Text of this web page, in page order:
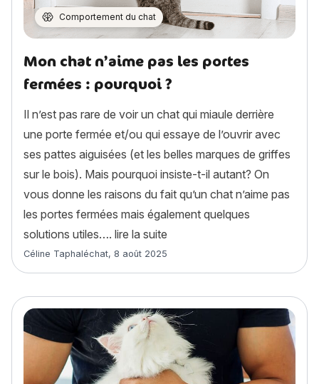
Comportement du chat
Mon chat n’aime pas les portes
fermées : pourquoi ?
Il n’est pas rare de voir un chat qui miaule derrière
une porte fermée et/ou qui essaye de l’ouvrir avec
ses pattes aiguisées (et les belles marques de griffes
sur le bois). Mais pourquoi insiste-t-il autant? On
vous donne les raisons du fait qu’un chat n’aime pas
les portes fermées mais également quelques
solutions utiles…. lire la suite
Article rédigé par
Céline Taphaléchat, 8 août 2025